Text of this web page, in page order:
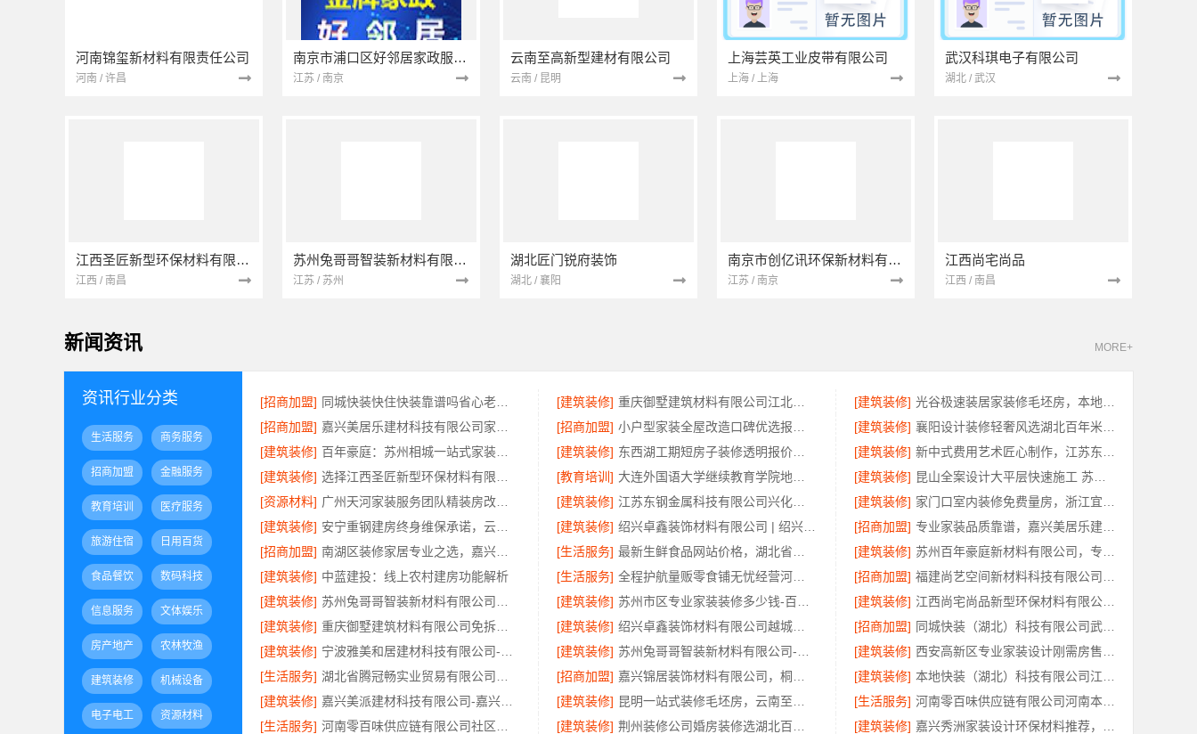
河南锦玺新材料有限责任公司
河南 / 许昌
南京市浦口区好邻居家政服务中心
江苏 / 南京
云南至高新型建材有限公司
云南 / 昆明
上海芸英工业皮带有限公司
上海 / 上海
武汉科琪电子有限公司
湖北 / 武汉
江西圣匠新型环保材料有限公司
江西 / 南昌
苏州兔哥哥智装新材料有限公司
江苏 / 苏州
湖北匠门锐府装饰
湖北 / 襄阳
南京市创亿讯环保新材料有限公司
江苏 / 南京
江西尚宅尚品
江西 / 南昌
新闻资讯 MORE+
资讯行业分类
生活服务 商务服务
招商加盟 金融服务
教育培训 医疗服务
旅游住宿 日用百货
食品餐饮 数码科技
信息服务 文体娱乐
房产地产 农林牧渔
建筑装修 机械设备
电子电工 资源材料
[招商加盟] [建筑装修] [建筑装修]
[招商加盟]
[招商加盟] [建筑装修]
襄阳设计装修轻奢风选湖北百年米莱空间美学装饰材料有限公司
[建筑装修]
[建筑装修] [建筑装修]
[建筑装修]
[教育培训] [建筑装修]
昆山全案设计大平层快速施工 苏州兔哥哥智装新材料
[资源材料]
[建筑装修] [建筑装修]
[建筑装修]
[建筑装修] [招商加盟]
专业家装品质靠谱，嘉兴美居乐建材科技有限公司
[招商加盟]
[生活服务] [建筑装修]
[建筑装修] 中蓝建投：线上农村建房功能解析 [生活服务] [招商加盟]
[建筑装修]
[建筑装修] [建筑装修]
江西尚宅尚品新型环保材料有限公司-江西家装奶油风设计
[建筑装修]
[建筑装修] [招商加盟]
同城快装（湖北）科技有限公司武昌拎包入住，智能家装改造省心
[建筑装修]
[建筑装修] [建筑装修]
[生活服务]
[招商加盟] [建筑装修]
[建筑装修]
[建筑装修] [生活服务]
河南零百味供应链有限公司河南本地低成本量贩零食全域盈利
[生活服务]
[建筑装修] [建筑装修]